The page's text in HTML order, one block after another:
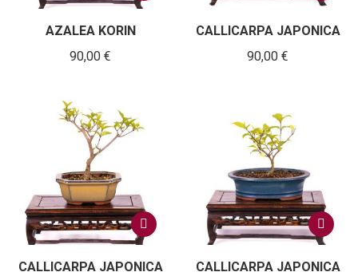
AZALEA KORIN
90,00 €
CALLICARPA JAPONICA
90,00 €
CALLICARPA JAPONICA
CALLICARPA JAPONICA